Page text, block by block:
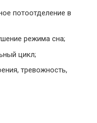
потоотделение в
режима сна;
цикл;
тревожность,